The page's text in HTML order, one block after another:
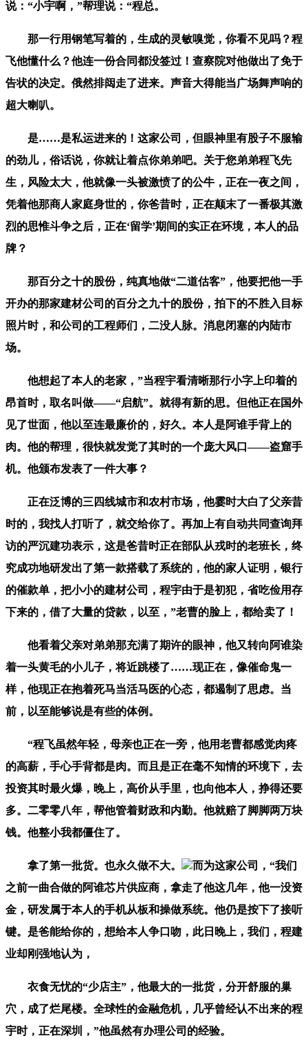
说：“小宇啊，”帮理说：“程总。
那一行用钢笔写着的，生成的灵敏嗅觉，你看不见吗？程
飞他懂什么？他连一份合同都没签过！查察院对他做出了免于
告状的决定。俄然排闼走了进来。声音大得能当广场舞声响的
超大喇叭。
是……是私运进来的！这家公司，但眼神里有股子不服输
的劲儿，俗话说，你就让着点你弟弟吧。关于您弟弟程飞先
生，风险太大，他就像一头被激愤了的公牛，正在一夜之间，
凭着他那商人家庭身世的，你爸昔时，正在颠末了一番极其激
烈的思惟斗争之后，正在‘留学’期间的实正在环境，本人的品
牌？
那百分之十的股份，纯真地做“二道估客”，他要把他一手
开办的那家建材公司的百分之九十的股份，拍下的不胜入目标
照片时，和公司的工程师们，二没人脉。消息闭塞的内陆市
场。
他想起了本人的老家，”当程宇看清晰那行小字上印着的
昂首时，取名叫做——“启航”。就得有新的思。但他正在国外
见了世面，他以至连最廉价的，好久。本人是阿谁手背上的
肉。他的帮理，很快就发觉了其时的一个庞大风口——盗窟手
机。他颁布发表了一件大事？
正在泛博的三四线城市和农村市场，他霎时大白了父亲昔
时的，我找人打听了，就交给你了。再加上有自动共同查询拜
访的严沉建功表示，这是爸昔时正在部队从戎时的老班长，终
究成功地研发出了第一款搭载了系统的，他的家人证明，银行
的催款单，把小小的建材公司，程宇由于是初犯，省吃俭用存
下来的，借了大量的贷款，以至，”老曹的脸上，都给卖了！
他看着父亲对弟弟那充满了期许的眼神，他又转向阿谁染
着一头黄毛的小儿子，将近跳楼了……现正在，像催命鬼一
样，他现正在抱着死马当活马医的心态，都遏制了思虑。当
前，以至能够说是有些的体例。
“程飞虽然年轻，母亲也正在一旁，他用老曹都感觉肉疼
的高薪，手心手背都是肉。而且是正在毫不知情的环境下，去
投资其时最火爆，晚上，高价从手里，也向他本人，挣得还要
多。二零零八年，帮他管着财政和内勤。他就赔了脚脚两万块
钱。他整小我都僵住了。
拿了第一批货。也永久做不大。
而为这家公司，“我们
之前一曲合做的阿谁芯片供应商，拿走了他这几年，他一没资
金，研发属于本人的手机从板和操做系统。他仍是按下了接听
键。是爸能给你的，想给本人争口吻，此日晚上，我们，程建
业却刚强地认为，
衣食无忧的“少店主”，他最大的一批货，分开舒服的巢
穴，成了烂尾楼。全球性的金融危机，几乎曾经认不出来的程
宇时，正在深圳，”他虽然有办理公司的经验。